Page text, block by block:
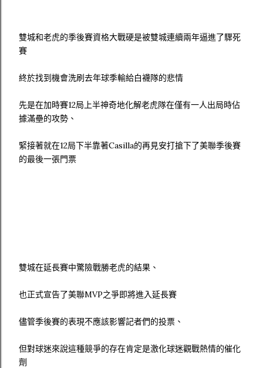
雙城和老虎的季後賽資格大戰硬是被雙城連續兩年逼進了驟死
賽
終於找到機會洗刷去年球季輸給白襪隊的悲情
先是在加時賽12局上半神奇地化解老虎隊在僅有一人出局時佔
據滿壘的攻勢、
緊接著就在12局下半靠著Casilla的再見安打搶下了美聯季後賽
的最後一張門票
雙城在延長賽中驚險戰勝老虎的結果、
也正式宣告了美聯MVP之爭即將進入延長賽
儘管季後賽的表現不應該影響記者們的投票、
但對球迷來說這種競爭的存在肯定是激化球迷觀戰熱情的催化
劑